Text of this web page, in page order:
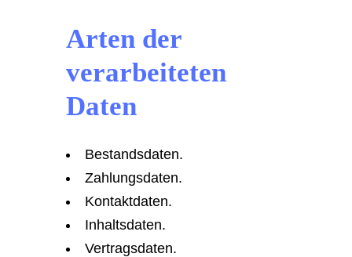
Arten der
verarbeiteten
Daten
Bestandsdaten.
Zahlungsdaten.
Kontaktdaten.
Inhaltsdaten.
Vertragsdaten.